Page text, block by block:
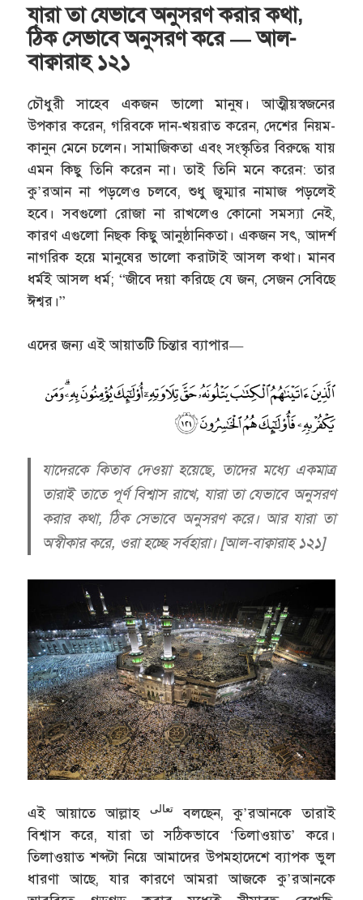
যারা তা যেভাবে অনুসরণ করার কথা,
ঠিক সেভাবে অনুসরণ করে — আল-
বাক্বারাহ ১২১
চৌধুরী সাহেব একজন ভালো মানুষ। আত্মীয়স্বজনের
উপকার করেন, গরিবকে দান-খয়রাত করেন, দেশের নিয়ম-
কানুন মেনে চলেন। সামাজিকতা এবং সংস্কৃতির বিরুদ্ধে যায়
এমন কিছু তিনি করেন না। তাই তিনি মনে করেন: তার
কু’রআন না পড়লেও চলবে, শুধু জুম্মার নামাজ পড়লেই
হবে। সবগুলো রোজা না রাখলেও কোনো সমস্যা নেই,
কারণ এগুলো নিছক কিছু আনুষ্ঠানিকতা। একজন সৎ, আদর্শ
নাগরিক হয়ে মানুষের ভালো করাটাই আসল কথা। মানব
ধর্মই আসল ধর্ম; “জীবে দয়া করিছে যে জন, সেজন সেবিছে
ঈশ্বর।”
এদের জন্য এই আয়াতটি চিন্তার ব্যাপার—
যাদেরকে কিতাব দেওয়া হয়েছে, তাদের মধ্যে একমাত্র
তারাই তাতে পূর্ণ বিশ্বাস রাখে, যারা তা যেভাবে অনুসরণ
করার কথা, ঠিক সেভাবে অনুসরণ করে। আর যারা তা
অস্বীকার করে, ওরা হচ্ছে সর্বহারা। [আল-বাক্বারাহ ১২১]
এই আয়াতে আল্লাহ تعالىবলছেন, কু’রআনকে তারাই
বিশ্বাস করে, যারা তা সঠিকভাবে ‘তিলাওয়াত’ করে।
তিলাওয়াত শব্দটা নিয়ে আমাদের উপমহাদেশে ব্যাপক ভুল
ধারণা আছে, যার কারণে আমরা আজকে কু’রআনকে